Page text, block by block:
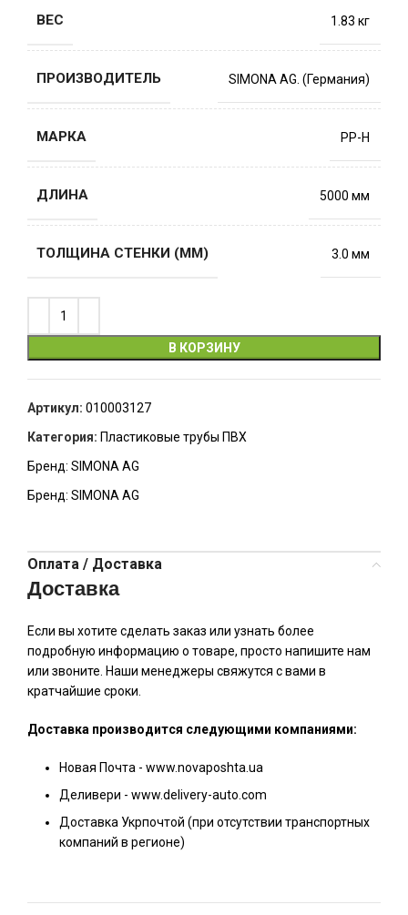
ВЕС 1.83 кг
ПРОИЗВОДИТЕЛЬ SIMONA AG. (Германия)
МАРКА PP-H
ДЛИНА 5000 мм
ТОЛЩИНА СТЕНКИ (ММ) 3.0 мм
В КОРЗИНУ
Артикул: 010003127
Категория: Пластиковые трубы ПВХ
Бренд: SIMONA AG
Бренд: SIMONA AG
Оплата / Доставка
Доставка
Если вы хотите сделать заказ или узнать более
подробную информацию о товаре, просто напишите нам
или звоните. Наши менеджеры свяжутся с вами в
кратчайшие сроки.
Доставка производится следующими компаниями:
Новая Почта - www.novaposhta.ua
Деливери - www.delivery-auto.com
Доставка Укрпочтой (при отсутствии транспортных
компаний в регионе)